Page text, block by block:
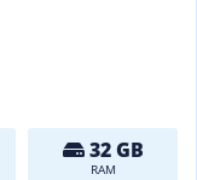
32 GB
RAM